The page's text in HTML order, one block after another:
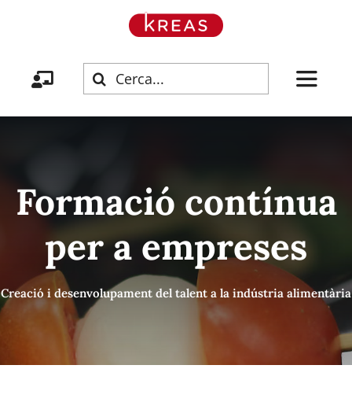
content
Toggle
KREAS
Serveis
Formació
Cerca
Formació contínua
per a empreses
Creació i desenvolupament del talent a la indústria alimentària